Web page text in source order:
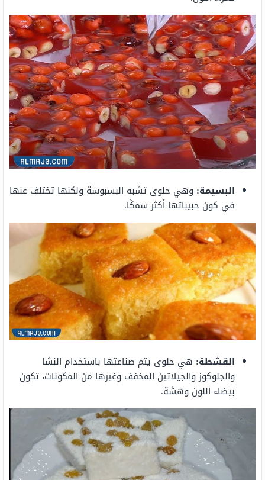
البسيمة: وهي حلوى تشبه البسبوسة ولكنها تختلف عنها
في كون حبيباتها أكثر سمكًا.
القشطة: هي حلوى يتم صناعتها باستخدام النشا
والجلوكوز والجيلاتين المخفف وغيرها من المكونات، تكون
بيضاء اللون وهشة.